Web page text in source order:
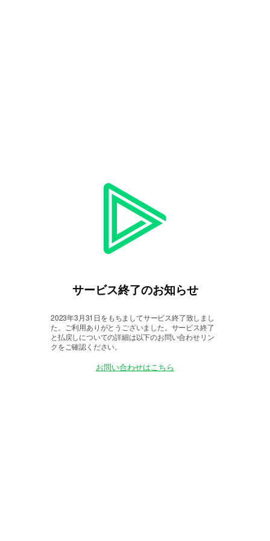
サービス終了のお知らせ
2023年3月31日をもちましてサービス終了致しまし
た。
ご利用ありがとうございました。サービス終了
と払戻しについての詳細は以下のお問い合わせリン
クをご確認ください。
お問い合わせはこちら